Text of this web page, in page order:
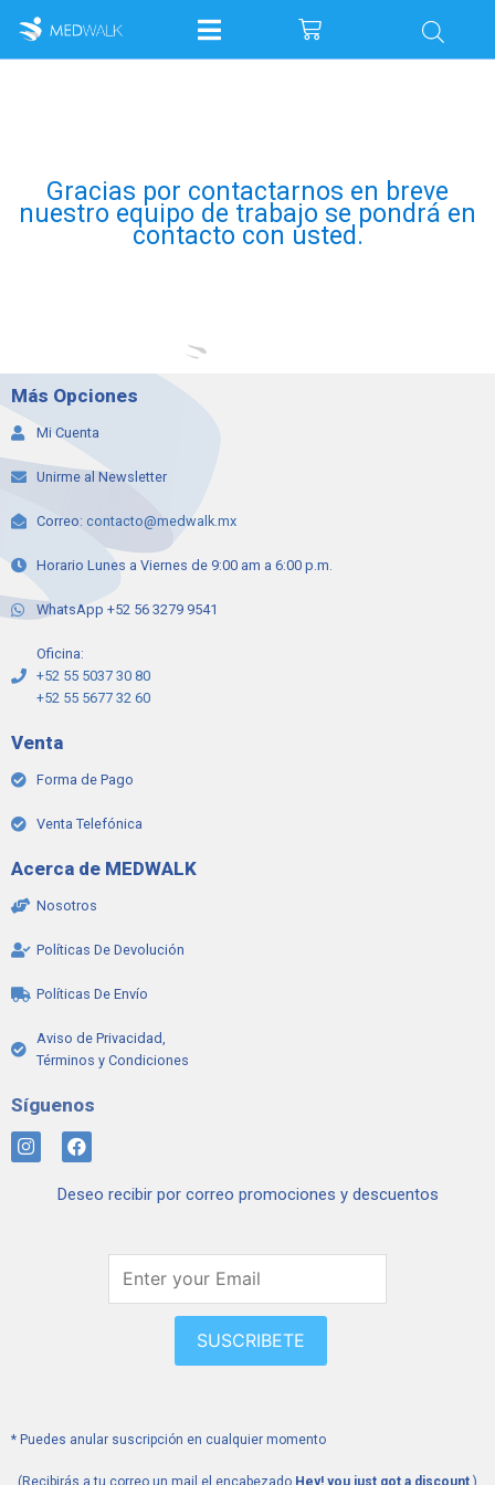
Cart
Gracias por contactarnos en breve
nuestro equipo de trabajo se pondrá en
contacto con usted.
Más Opciones
Mi Cuenta
Unirme al Newsletter
Correo: contacto@medwalk.mx
Horario Lunes a Viernes de 9:00 am a 6:00 p.m.
WhatsApp +52 56 3279 9541
Oficina:
+52 55 5037 30 80
+52 55 5677 32 60
Venta
Forma de Pago
Venta Telefónica
Acerca de MEDWALK
Nosotros
Políticas De Devolución
Políticas De Envío
Aviso de Privacidad,
Términos y Condiciones
Síguenos
I
n
F
a
e
Deseo recibir por correo promociones y descuentos
SUSCRIBETE
* Puedes anular suscripción en cualquier momento
(Recibirás a tu correo un mail el encabezado Hey! you just got a discount )